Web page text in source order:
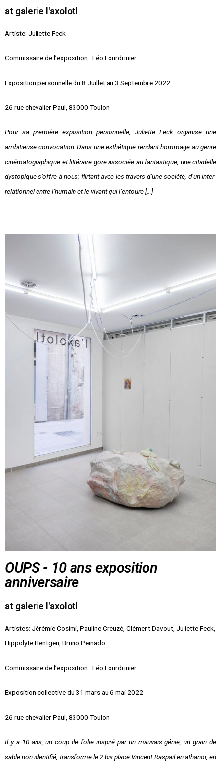
at galerie l'axolotl
Artiste: Juliette Feck
Commissaire de l’exposition : Léo Fourdrinier
Exposition personnelle du 8 Juillet au 3 Septembre 2022
26 rue chevalier Paul, 83000 Toulon
Pour sa première exposition personnelle, Juliette Feck organise une
ambitieuse convocation. Dans une esthétique rendant hommage au genre
cinématographique et littéraire gore associée au fantastique, une citadelle
dystopique s’offre à nous: flirtant avec les travers d’une société, d’un inter-
relationnel entre l’humain et le vivant qui l’entoure […]
OUPS - 10 ans exposition
anniversaire
at galerie l'axolotl
Artistes: Jérémie Cosimi, Pauline Creuzé, Clément Davout, Juliette Feck,
Hippolyte Hentgen, Bruno Peinado
Commissaire de l’exposition : Léo Fourdrinier
Exposition collective du 31 mars au 6 mai 2022
26 rue chevalier Paul, 83000 Toulon
Il y a 10 ans, un coup de folie inspiré par un mauvais génie, un grain de
sable non identifié, transforme le 2 bis place Vincent Raspail en athanor, en